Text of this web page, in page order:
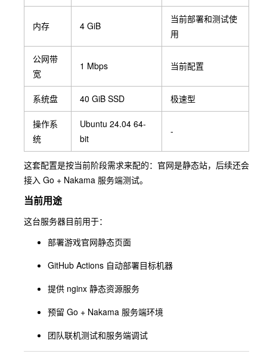
内存 4 GiB
当前部署和测试使
用
公网带
宽
1 Mbps 当前配置
系统盘 40 GiB SSD 极速型
操作系
统
Ubuntu 24.04 64-
bit
-
这套配置是按当前阶段需求来配的：官网是静态站，后续还会
接入 Go + Nakama 服务端测试。
当前用途
这台服务器目前用于：
部署游戏官网静态页面
GitHub Actions 自动部署目标机器
提供 nginx 静态资源服务
预留 Go + Nakama 服务端环境
团队联机测试和服务端调试